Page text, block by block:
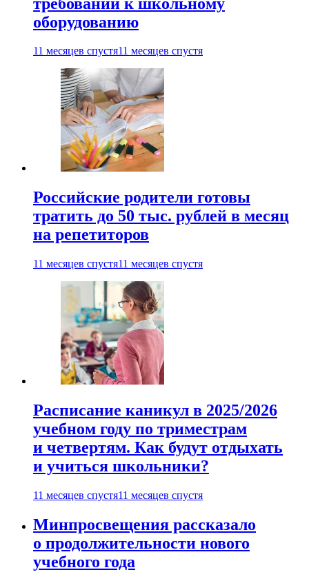
оборудованию
11 месяцев спустя11 месяцев спустя
Российские родители готовы
тратить до 50 тыс. рублей в месяц
на репетиторов
11 месяцев спустя11 месяцев спустя
Расписание каникул в 2025/2026
учебном году по триместрам
и четвертям. Как будут отдыхать
и учиться школьники?
11 месяцев спустя11 месяцев спустя
Минпросвещения рассказало
о продолжительности нового
учебного года